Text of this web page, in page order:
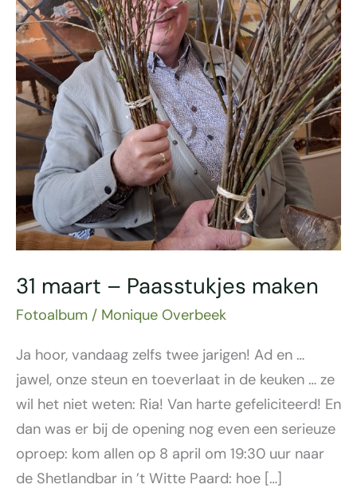
31 maart – Paasstukjes maken
Fotoalbum / Monique Overbeek
Ja hoor, vandaag zelfs twee jarigen! Ad en …
jawel, onze steun en toeverlaat in de keuken … ze
wil het niet weten: Ria! Van harte gefeliciteerd! En
dan was er bij de opening nog even een serieuze
oproep: kom allen op 8 april om 19:30 uur naar
de Shetlandbar in ’t Witte Paard: hoe […]
maken